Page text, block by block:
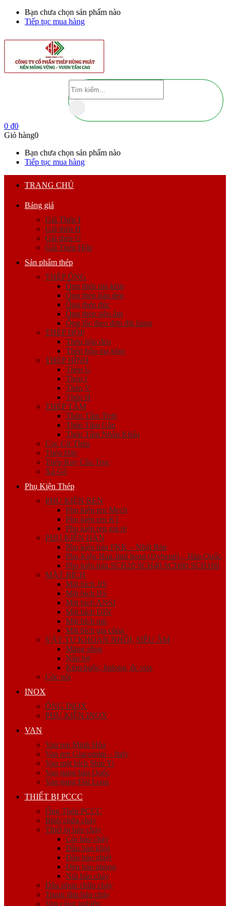
Bạn chưa chọn sản phẩm nào
Tiếp tục mua hàng
0 ₫0
Giỏ hàng0
Bạn chưa chọn sản phẩm nào
Tiếp tục mua hàng
TRANG CHỦ
Bảng giá
Giá Thép I
Giá thép H
Giá thép U
Giá Thép Hộp
Sản phẩm thép
THÉP ỐNG
Ống thép mạ kẽm
Ống thép hàn đen
Ống thép đúc
Ống thép siêu âm
Ống lốc theo đơn đặt hàng
THÉP HỘP
Thép hộp đen
Thép hộp mạ kẽm
THÉP HÌNH
Thép U
Thép I
Thép V
Thép H
THÉP TẤM
Thép Tấm Trơn
Thép Tấm Gân
Thép Tấm Nhập Khẩu
Cọc Cừ Thép
Thép Đặc
Thép Ray Cầu Trục
Xà Gồ
Phụ Kiện Thép
PHỤ KIỆN REN
Phụ kiện ren Mech
Phụ kiện ren K1
Phụ kiện ren giá rẻ
PHỤ KIỆN HÀN
Phụ kiện hàn FKK – Nhật Bản
Phụ Kiện Hàn Jinil bend (Dybend) – Hàn Quốc
Phụ kiện hàn SCH20 SCH40 SCH80 SCH160
MẶT BÍCH
Mặt bích JIS
Mặt bích BS
Mặt bích ANSI
Mặt bích DIN
Mặt bích mù
Mặt bích gia công
VẬT TƯ KHOAN NHỒI, SIÊU ÂM
Măng sông
Nắp bịt
Kẽm buộc, bulong, ốc viss
Cóc nối
INOX
ỐNG INOX
PHỤ KIỆN INOX
VAN
Van ren Minh Hòa
Van ren Giacomini – Italy
Van mặt bích Shin Yi
Van gang hàn Quốc
Van gang Đài Loan
THIẾT BỊ PCCC
Ống Thép PCCC
Bình chữa cháy
Thiết bị báo cháy
Còi báo cháy
Đầu báo khói
Đầu báo nhiệt
Đèn báo phòng
Nút báo cháy
Đầu phun chữa cháy
Trung tâm báo cháy
Van công nghiệp